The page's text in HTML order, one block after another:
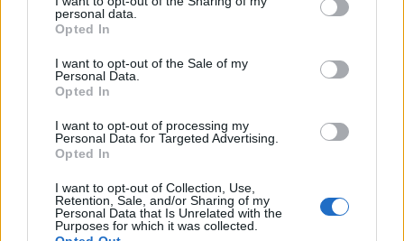
disclose it to other third parties.
Please note that this website/app uses one or more Google
services and may gather and store information including but
not limited to your visit or usage behaviour. You may click to
grant or deny consent to Google and its third-party tags to
consent section.
personal data.
Opted In
I want to opt-out of the Sale of my
Personal Data.
Opted In
I want to opt-out of processing my
Personal Data for Targeted Advertising.
Opted In
I want to opt-out of Collection, Use,
Retention, Sale, and/or Sharing of my
Personal Data that Is Unrelated with the
Purposes for which it was collected.
FRASI
Frasi celebri
Frasi da condividere
Poesie